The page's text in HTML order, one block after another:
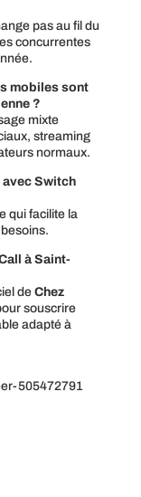
pas au fil du
concurrentes
mobiles sont
?
mixte
streaming
normaux.
avec Switch
qui facilite la
à Saint-
de Chez
souscrire
adapté à
505472791